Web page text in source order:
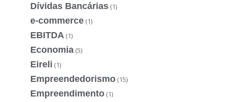
Dívidas Bancárias (1)
e-commerce (1)
EBITDA (1)
Economia (5)
Eireli (1)
Empreendedorismo (15)
Empreendimento (1)